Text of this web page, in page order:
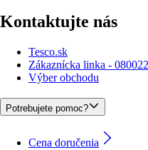
Kontaktujte nás
Tesco.sk
Zákaznícka linka -
Výber obchodu
Potrebujete pomoc?
Cena doručenia